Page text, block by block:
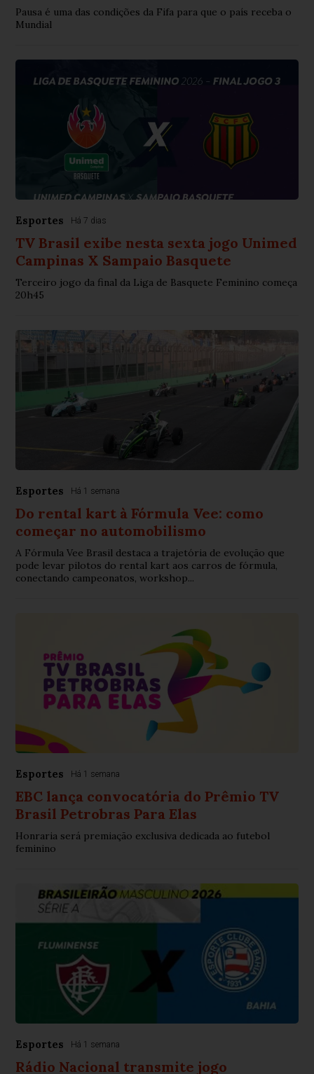
Pausa é uma das condições da Fifa para que o país receba o
Mundial
Esportes Há 7 dias
TV Brasil exibe nesta sexta jogo Unimed
Campinas X Sampaio Basquete
Terceiro jogo da final da Liga de Basquete Feminino começa
20h45
Esportes Há 1 semana
Do rental kart à Fórmula Vee: como
começar no automobilismo
A Fórmula Vee Brasil destaca a trajetória de evolução que
pode levar pilotos do rental kart aos carros de fórmula,
conectando campeonatos, workshop...
Esportes Há 1 semana
EBC lança convocatória do Prêmio TV
Brasil Petrobras Para Elas
Honraria será premiação exclusiva dedicada ao futebol
feminino
Esportes Há 1 semana
Rádio Nacional transmite jogo